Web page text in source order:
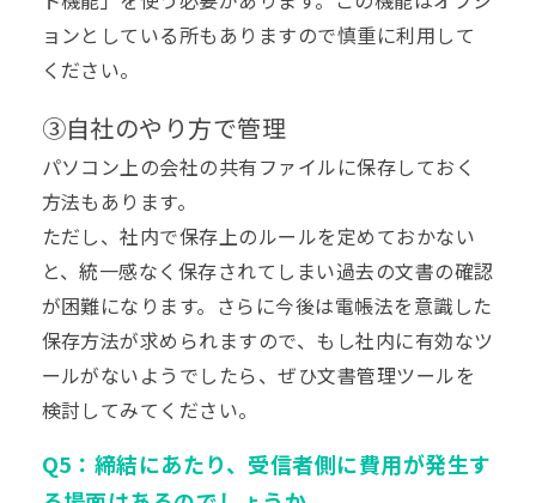
ョンとしている所もありますので慎重に利用して
ください。
③自社のやり方で管理
パソコン上の会社の共有ファイルに保存しておく
方法もあります。
ただし、社内で保存上のルールを定めておかない
と、統一感なく保存されてしまい過去の文書の確認
が困難になります。さらに今後は電帳法を意識した
保存方法が求められますので、もし社内に有効なツ
ールがないようでしたら、ぜひ文書管理ツールを
検討してみてください。
Q5：締結にあたり、受信者側に費用が発生す